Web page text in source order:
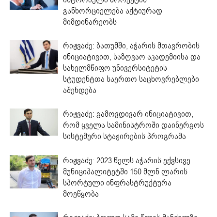
განხორციელება აქტიურად
მიმდინარეობს
რიჟვაძე: ბათუმში, აჭარის მთავრობის
ინიციატივით, საზღვაო აკადემიისა და
სახელმწიფო უნივერსიტეტის
სტუდენტთა საერთო საცხოვრებლები
აშენდება
რიჟვაძე: გამოვდივარ ინიციატივით,
რომ ყველა სამინისტროში დაინერგოს
სისტემური სტაჟირების პროგრამა
რიჟვაძე: 2023 წელს აჭარის ექვსივე
მუნიციპალიტეტში 150 მლნ ლარის
სპორტული ინფრასტრუქტურა
მოეწყობა